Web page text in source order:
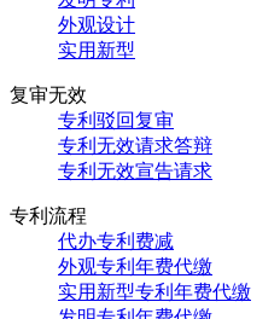
外观设计
实用新型
复审无效
专利驳回复审
专利无效请求答辩
专利无效宣告请求
专利流程
代办专利费减
外观专利年费代缴
实用新型专利年费代缴